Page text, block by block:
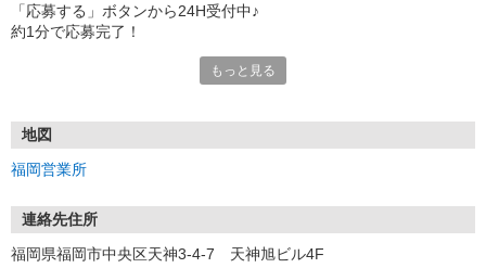
「応募する」ボタンから24H受付中♪
約1分で応募完了！
①応募から3営業日を目安に、メールorお電話でご連絡します。
★スマホでWEB面接（LINEなど）・出張面接・事務所面接と選べま
す
③面接実施（履歴書不要）
もっと見る
地図
福岡営業所
連絡先住所
福岡県福岡市中央区天神3-4-7 天神旭ビル4F